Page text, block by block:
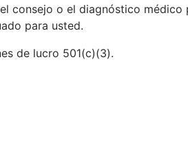
consejo o el diagnóstico
para usted.
de lucro 501(c)(3).